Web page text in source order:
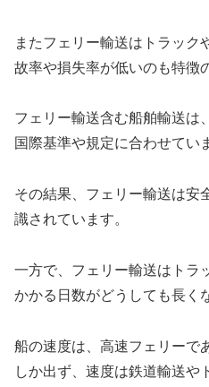
またフェリー輸送はトラック
故率や損失率が低いのも特徴
フェリー輸送含む船舶輸送は
国際基準や規定に合わせてい
その結果、フェリー輸送は安
識されています。
一方で、フェリー輸送はトラ
かかる日数がどうしても長く
船の速度は、高速フェリーで
しか出ず、速度は鉄道輸送や